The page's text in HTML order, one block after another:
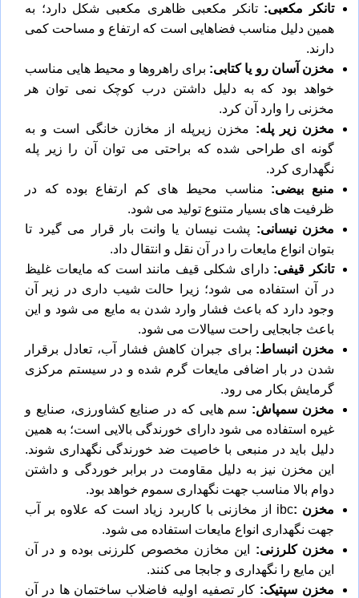
تانکر مکعبی: تانکر مکعبی ظاهری مکعبی شکل دارد؛ به
همین دلیل مناسب فضاهایی است که ارتفاع و مساحت کمی
دارند.
مخزن آسان رو یا کتابی: برای راهروها و محیط هایی مناسب
خواهد بود که به دلیل داشتن درب کوچک نمی توان هر
مخزنی را وارد آن کرد.
مخزن زیر پله: مخزن زیرپله از مخازن خانگی است و به
گونه ای طراحی شده که براحتی می توان آن را زیر پله
نگهداری کرد.
منبع بیضی: مناسب محیط های کم ارتفاع بوده که در
ظرفیت های بسیار متنوع تولید می شود.
مخزن نیسانی: پشت نیسان یا وانت بار قرار می گیرد تا
بتوان انواع مایعات را در آن نقل و انتقال داد.
تانکر قیفی: دارای شکلی قیف مانند است که مایعات غلیظ
در آن استفاده می شود؛ زیرا حالت شیب داری در زیر آن
وجود دارد که باعث فشار وارد شدن به مایع می شود و این
باعث جابجایی راحت سیالات می شود.
مخزن انبساط: برای جبران کاهش فشار آب، تعادل برقرار
شدن در بار اضافی مایعات گرم شده و در سیستم مرکزی
گرمایش بکار می رود.
مخزن سمپاش: سم هایی که در صنایع کشاورزی، صنایع و
غیره استفاده می شود دارای خورندگی بالایی است؛ به همین
دلیل باید در منبعی با خاصیت ضد خورندگی نگهداری شوند.
این مخزن نیز به دلیل مقاومت در برابر خوردگی و داشتن
دوام بالا مناسب جهت نگهداری سموم خواهد بود.
مخزن :
ibc از مخازنی با کاربرد زیاد است که علاوه بر آب
جهت نگهداری انواع مایعات استفاده می شود.
مخزن کلرزنی: این مخازن مخصوص کلرزنی بوده و در آن
این مایع را نگهداری و جابجا می کنند.
مخزن سپتیک: کار تصفیه اولیه فاضلاب ساختمان ها در آن